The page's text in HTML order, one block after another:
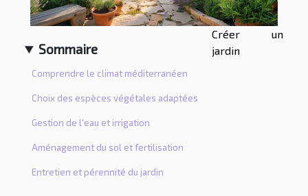
Sommaire
Comprendre le climat méditerranéen
Choix des espèces végétales adaptées
Gestion de l'eau et irrigation
Aménagement du sol et fertilisation
Entretien et pérennité du jardin
Créer un
jardin